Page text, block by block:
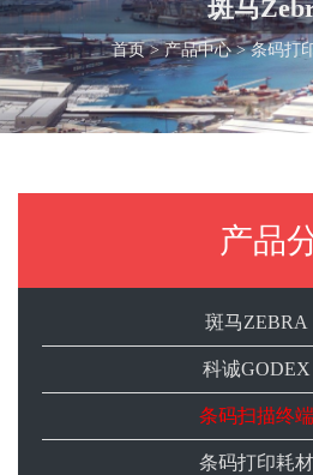
斑马
首页>产品中心>条码打
产品
斑马ZEBRA
科诚GODEX
条码扫描终端
条码打印耗材